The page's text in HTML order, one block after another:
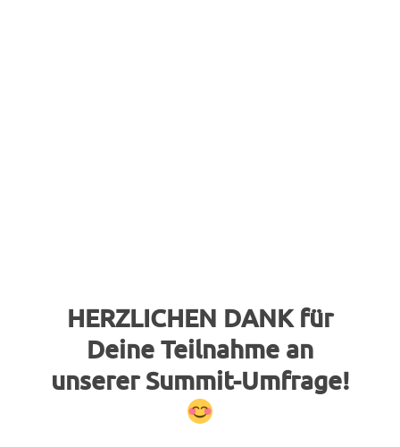
HERZLICHEN DANK für
Deine Teilnahme an
unserer Summit-Umfrage!